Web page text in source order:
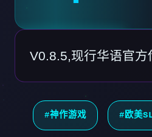
V0.8.5,现行华语官方
#神作游戏 #欧美